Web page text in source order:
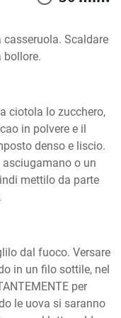
Scaldare
bollore.
ciotola lo zucchero,
in polvere e il
denso e liscio.
o un
mettilo da parte
dal fuoco. Versare
in un filo sottile, nel
per
le uova si saranno